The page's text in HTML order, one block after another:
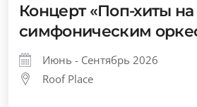
Концерт «Поп-хиты
симфоническим
Июнь - Сентябрь 2026
Roof Place